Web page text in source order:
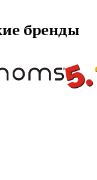
детских
благодаря
бренды